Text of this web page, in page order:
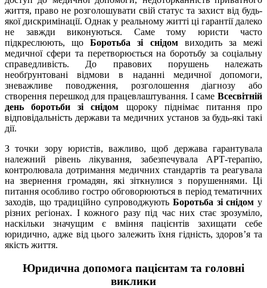
життя, право не розголошувати свій статус та захист від будь-
якої дискримінації. Однак у реальному житті ці гарантії далеко
не завжди виконуються. Саме тому юристи часто
підкреслюють, щоБоротьба зі снідомвиходить за межі
медичної сфери та перетворюється на боротьбу за соціальну
справедливість. До правових порушень належать
необґрунтовані відмови в наданні медичної допомоги,
зневажливе поводження, розголошення діагнозу або
створення перешкод для працевлаштування. І саме Всесвітній
день боротьби зі снідом щороку піднімає питання про
відповідальність держави та медичних установ за будь-які такі
дії.
З точки зору юристів, важливо, щоб держава гарантувала
належний рівень лікування, забезпечувала АРТ-терапію,
контролювала дотримання медичних стандартів та реагувала
на звернення громадян, які зіткнулися з порушеннями. Ці
питання особливо гостро обговорюються в період тематичних
заходів, що традиційно супроводжують Боротьба зі снідом у
різних регіонах. І кожного разу під час них стає зрозуміло,
наскільки значущим є вміння пацієнтів захищати себе
юридично, адже від цього залежить їхня гідність, здоров’я та
якість життя.
Юридична допомога пацієнтам та головні
виклики